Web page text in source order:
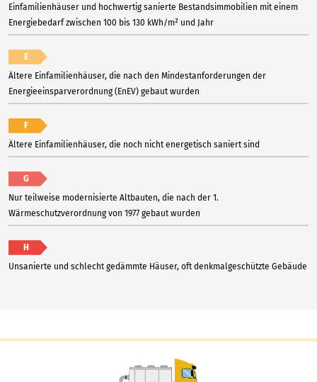
Einfamilienhäuser und hochwertig sanierte Bestandsimmobilien mit einem
Energiebedarf zwischen 100 bis 130 kWh/m² und Jahr
E
Ältere Einfamilienhäuser, die nach den Mindestanforderungen der
Energieeinsparverordnung (EnEV) gebaut wurden
F
Ältere Einfamilienhäuser, die noch nicht energetisch saniert sind
G
Nur teilweise modernisierte Altbauten, die nach der 1.
Wärmeschutzverordnung von 1977 gebaut wurden
H
Unsanierte und schlecht gedämmte Häuser, oft denkmalgeschützte Gebäude